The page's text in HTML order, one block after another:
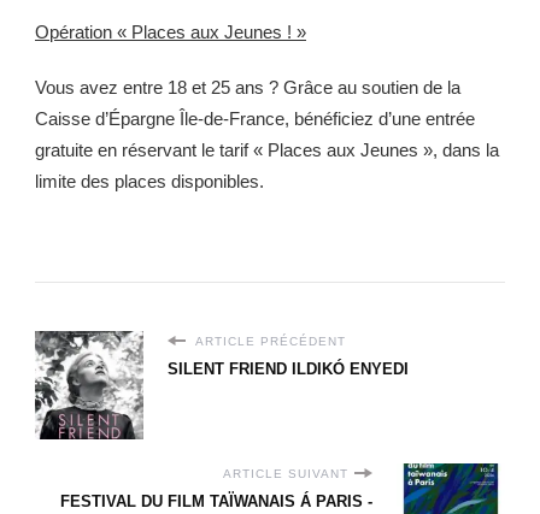
Opération « Places aux Jeunes ! »
Vous avez entre 18 et 25 ans ? Grâce au soutien de la
Caisse d’Épargne Île-de-France, bénéficiez d’une entrée
gratuite en réservant le tarif « Places aux Jeunes », dans la
limite des places disponibles.
ARTICLE PRÉCÉDENT
SILENT FRIEND ILDIKÓ ENYEDI
ARTICLE SUIVANT
FESTIVAL DU FILM TAÏWANAIS Á PARIS -